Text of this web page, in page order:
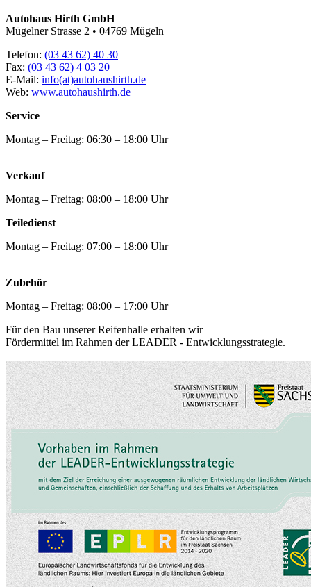
Autohaus Hirth GmbH
Mügelner Strasse 2 • 04769 Mügeln
Telefon: (03 43 62) 40 30
Fax: (03 43 62) 4 03 20
E-Mail: info(at)autohaushirth.de
Web: www.autohaushirth.de
Service
Montag – Freitag: 06:30 – 18:00 Uhr
Verkauf
Montag – Freitag: 08:00 – 18:00 Uhr
Teiledienst
Montag – Freitag: 07:00 – 18:00 Uhr
Zubehör
Montag – Freitag: 08:00 – 17:00 Uhr
Für den Bau unserer Reifenhalle erhalten wir
Fördermittel im Rahmen der LEADER - Entwicklungsstrategie.